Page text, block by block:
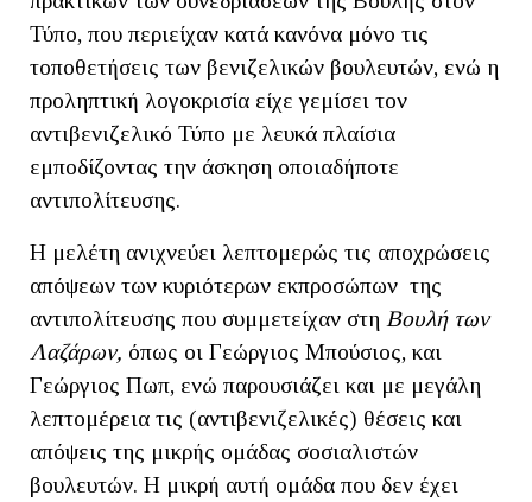
Τύπο, που περιείχαν κατά κανόνα μόνο τις
τοποθετήσεις των βενιζελικών βουλευτών, ενώ η
προληπτική λογοκρισία είχε γεμίσει τον
αντιβενιζελικό Τύπο με λευκά πλαίσια
εμποδίζοντας την άσκηση οποιαδήποτε
αντιπολίτευσης.
Η μελέτη ανιχνεύει λεπτομερώς τις αποχρώσεις
απόψεων των κυριότερων εκπροσώπων της
αντιπολίτευσης που συμμετείχαν στη Βουλή των
Λαζάρων, όπως οι Γεώργιος Μπούσιος, και
Γεώργιος Πωπ, ενώ παρουσιάζει και με μεγάλη
λεπτομέρεια τις (αντιβενιζελικές) θέσεις και
απόψεις της μικρής ομάδας σοσιαλιστών
βουλευτών. Η μικρή αυτή ομάδα που δεν έχει